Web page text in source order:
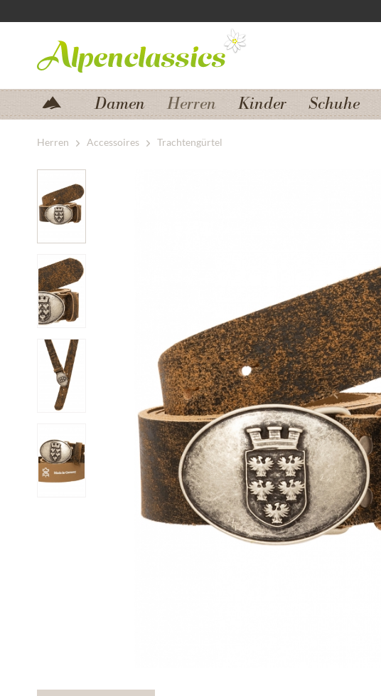
Zum Hauptbereich springen
Damen Herren Kinder Schuhe
Herren Accessoires Trachtengürtel